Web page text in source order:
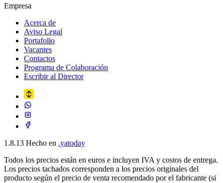
Empresa
Acerca de
Aviso Legal
Portafolio
Vacantes
Contactos
Programa de Colaboración
Escribir al Director
1.8.13 Hecho en .yatoday
Todos los precios están en euros e incluyen IVA y costos de entrega.
Los precios tachados corresponden a los precios originales del
producto según el precio de venta recomendado por el fabricante (si